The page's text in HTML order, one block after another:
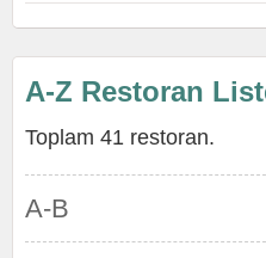
A-Z Restoran
Toplam 41 restoran.
A-B